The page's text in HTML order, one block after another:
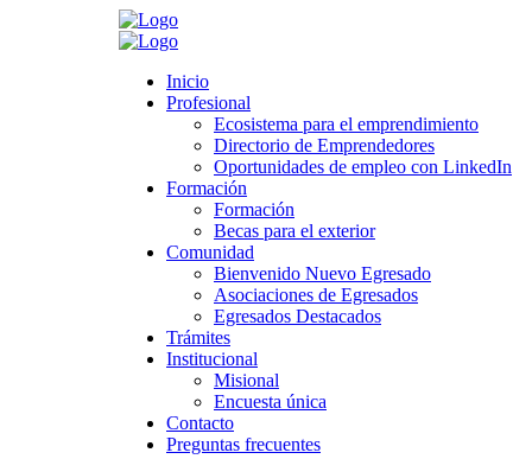
Inicio
Profesional
Ecosistema para el emprendimiento
Directorio de Emprendedores
Oportunidades de empleo con LinkedIn
Formación
Formación
Becas para el exterior
Comunidad
Bienvenido Nuevo Egresado
Asociaciones de Egresados
Egresados Destacados
Trámites
Institucional
Misional
Encuesta única
Contacto
Preguntas frecuentes
Ecosistema para el emprendimiento
Directorio de Emprendedores
Oportunidades de empleo con LinkedIn
Becas para el exterior
Bienvenido Nuevo Egresado
Asociaciones de Egresados
Egresados Destacados
Institucional
Encuesta única
Preguntas frecuentes